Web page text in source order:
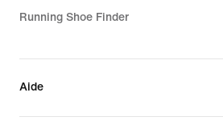
Running Shoe Finder
Aide